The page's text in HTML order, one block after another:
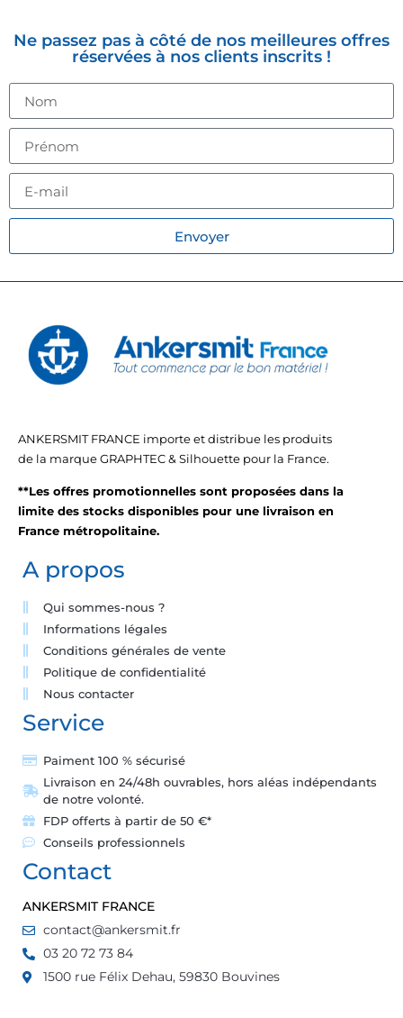
Ne passez pas à côté de nos meilleures offres
réservées à nos clients inscrits !
Envoyer
ANKERSMIT FRANCE importe et distribue les produits
de la marque GRAPHTEC & Silhouette pour la France.
**Les offres promotionnelles sont proposées dans la
limite des stocks disponibles pour une livraison en
France métropolitaine.
A propos
Qui sommes-nous ?
Informations légales
Conditions générales de vente
Politique de confidentialité
Nous contacter
Service
Paiment 100 % sécurisé
Livraison en 24/48h ouvrables, hors aléas indépendants
de notre volonté.
FDP offerts à partir de 50 €*
Conseils professionnels
Contact
ANKERSMIT FRANCE
contact@ankersmit.fr
03 20 72 73 84
1500 rue Félix Dehau, 59830 Bouvines